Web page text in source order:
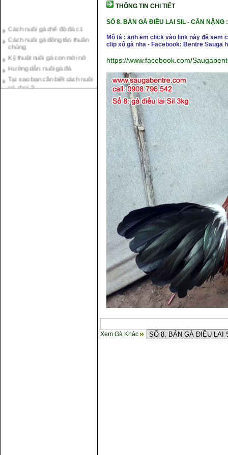
Cách nuôi gà đông tảo thuần
chủng
Kỹ thuật nuôi gà con mới nở
Hướng dẫn nuôi gà đá
Tại sao bạn cần biết cách nuôi
gà chọi ?
Cách điều trị bệnh sổ mũi cho
THÔNG TIN CHI TIẾT
SỐ 8.BÁN GÀ ĐIỀU LAI SIL -CÂN NẶNG
Mô tả : anh em click vào link này để xem
clip xổ gà nha - Facebook: Bentre Sauga
https://www.facebook.com/
Xem Gà Khác